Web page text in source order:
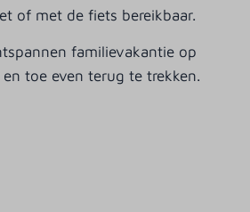
of met de fiets bereikbaar.
familievakantie op
toe even terug te trekken.